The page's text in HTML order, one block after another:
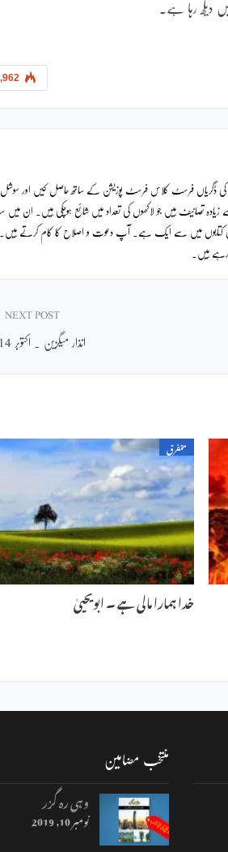
رہا ہے۔
کی ڈگریاں فرسٹ کلاس فرسٹ پوزیشن کے ساتھ حاصل کیں اور سوشل
تصانیف ہیں جو لاکھوں کی تعداد میں شائع ہوچکی ہیں۔ ان
کتابوں میں سے ایک ہے۔ آپ دعوت و اصلاح کا کام کرتے ہیں۔
ہیں۔
NEXT POST
انذار میگزین ۔ اکتوبر 2014
متفرق
خدا ہمارا مالی ہے ۔ ابویحییٰ
منتخب مضامین
وہی رہ گزر
نومبر 10, 2019